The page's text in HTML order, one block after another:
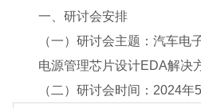
一、研讨会安排
（一）研讨会主题：汽车电
电源管理芯片设计EDA解决
（二）研讨会时间：2024年5